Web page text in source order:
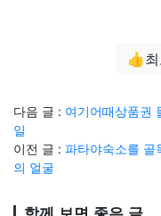
👍
다음 글 : 여기어때상품권
일
이전 글 : 파타야숙소를 골
의 얼굴